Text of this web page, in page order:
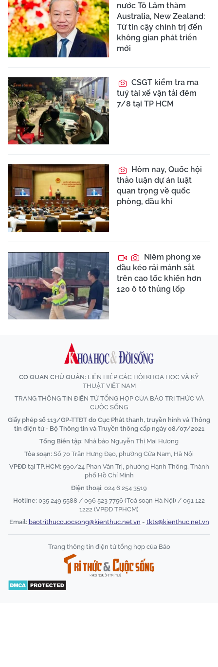
nước Tô Lâm thăm
Australia, New Zealand:
Từ tin cậy chính trị đến
không gian phát triển
mới
CSGT kiểm tra ma
tuý tài xế vận tải đêm
7/8 tại TP HCM
Hôm nay, Quốc hội
thảo luận dự án luật
quan trọng về quốc
phòng, dầu khí
Niêm phong xe
đầu kéo rải mảnh sắt
trên cao tốc khiến hơn
120 ô tô thủng lốp
CƠ QUAN CHỦ QUẢN: LIÊN HIỆP CÁC HỘI KHOA HỌC VÀ KỸ
THUẬT VIỆT NAM
TRANG THÔNG TIN ĐIỆN TỬ TỔNG HỢP CỦA BÁO TRI THỨC VÀ
CUỘC SỐNG
Giấy phép số 113/GP-TTĐT do Cục Phát thanh, truyền hình và Thông
tin điện tử - Bộ Thông tin và Truyền thông cấp ngày 08/07/2021
Tổng Biên tập: Nhà báo Nguyễn Thị Mai Hương
Tòa soạn: Số 70 Trần Hưng Đạo, phường Cửa Nam, Hà Nội
VPĐD tại TP.HCM: 590/24 Phan Văn Trị, phường Hạnh Thông, Thành
phố Hồ Chí Minh
Điện thoại: 024 6 254 3519
Hotline: 035 249 5588 / 096 523 7756 (Toà soạn Hà Nội) / 091 122
1222 (VPĐD TPHCM)
Email: baotrithuccuocsong@kienthuc.net.vn - tkts@kienthuc.net.vn
Trang thông tin điện tử tổng hợp của Báo